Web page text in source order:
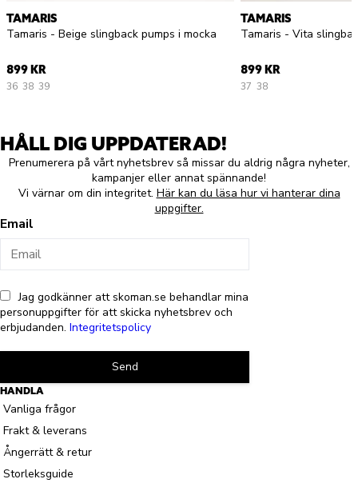
TAMARIS
Tamaris - Beige slingback pumps i mocka
899 KR
36 38 39
TAMARIS
Tamaris - Vita
899 KR
37 38
HÅLL DIG UPPDATERAD!
Prenumerera på vårt nyhetsbrev så missar du aldrig några nyheter,
kampanjer eller annat spännande!
Vi värnar om din integritet. Här kan du läsa hur vi hanterar dina
uppgifter.
Email
Jag godkänner att skoman.se behandlar mina
personuppgifter för att skicka nyhetsbrev och
erbjudanden. Integritetspolicy
Send
HANDLA
Vanliga frågor
Frakt & leverans
Ångerrätt & retur
Storleksguide